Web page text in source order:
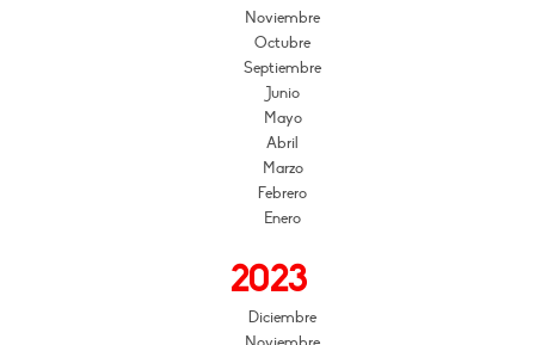
Noviembre
Octubre
Septiembre
Junio
Mayo
Abril
Marzo
Febrero
Enero
2023
Diciembre